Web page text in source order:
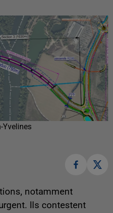
Yvelines
notamment
Ils contestent